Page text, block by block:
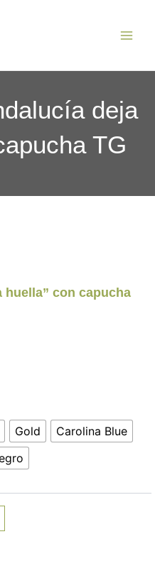
deja
TG
huella” con capucha
Gold
Carolina Blue